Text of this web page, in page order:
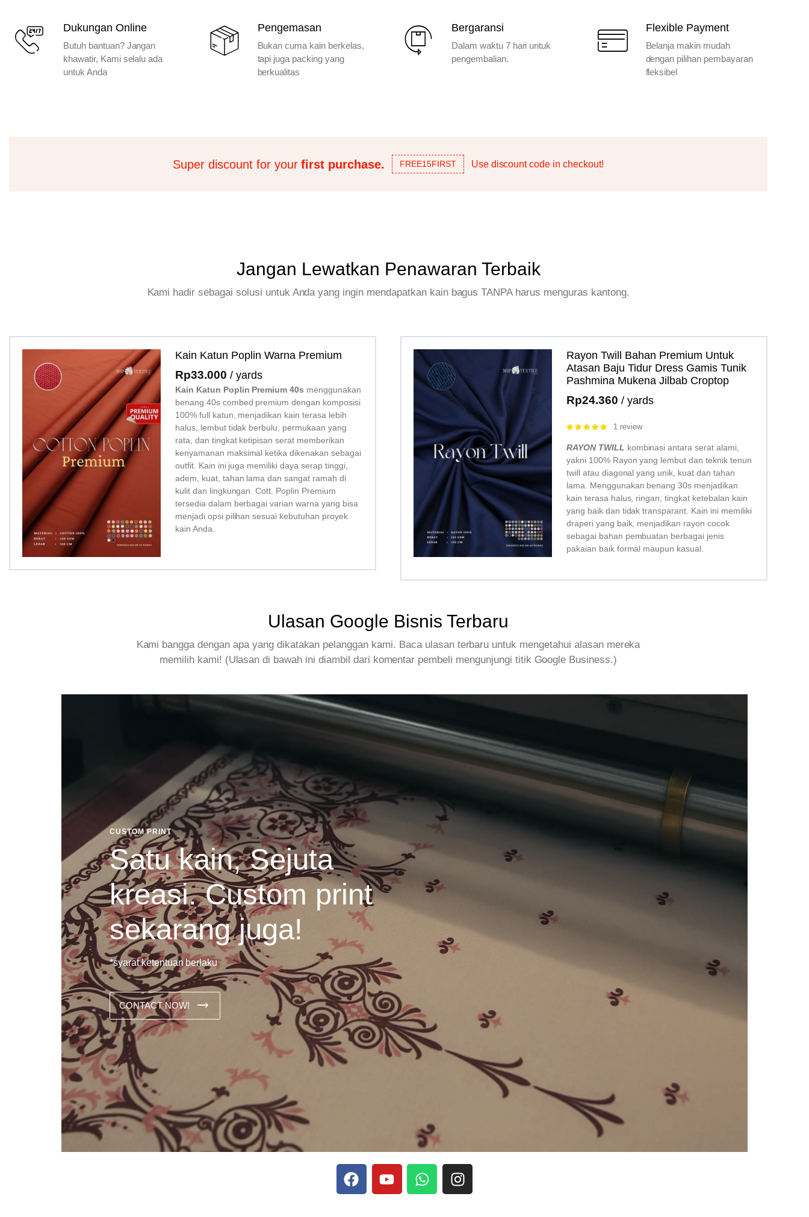
Dukungan Online
Butuh bantuan? Jangan
khawatir, Kami selalu ada
untuk Anda
Pengemasan
Bukan cuma kain berkelas,
tapi juga packing yang
berkualitas
Bergaransi
Dalam waktu 7 hari untuk
pengembalian.
Flexible Payment
Belanja makin mudah
dengan pilihan pembayaran
fleksibel
Super discount for yourfirst purchase. FREE15FIRST Use discount code in checkout!
Jangan Lewatkan Penawaran Terbaik
Kami hadir sebagai solusi untuk Anda yang ingin mendapatkan kain bagus TANPA harus menguras kantong.
Kain Katun Poplin Warna Premium
Rp33.000 / yards
Kain Katun Poplin Premium 40s menggunakan
benang 40s combed premium dengan komposisi
100% full katun, menjadikan kain terasa lebih
halus, lembut tidak berbulu, permukaan yang
rata, dan tingkat ketipisan serat memberikan
kenyamanan maksimal ketika dikenakan sebagai
outfit. Kain ini juga memiliki daya serap tinggi,
adem, kuat, tahan lama dan sangat ramah di
kulit dan lingkungan. Cott. Poplin Premium
tersedia dalam berbagai varian warna yang bisa
menjadi opsi pilihan sesuai kebutuhan proyek
kain Anda.
Rayon Twill Bahan Premium Untuk
Atasan Baju Tidur Dress Gamis Tunik
Pashmina Mukena Jilbab Croptop
Rp24.360 / yards
Rated
1 review
RAYON TWILL kombinasi antara serat alami,
yakni 100% Rayon yang lembut dan teknik tenun
twill atau diagonal yang unik, kuat dan tahan
lama. Menggunakan benang 30s menjadikan
kain terasa halus, ringan, tingkat ketebalan kain
yang baik dan tidak transparant. Kain ini memiliki
draperi yang baik, menjadikan rayon cocok
sebagai bahan pembuatan berbagai jenis
pakaian baik formal maupun kasual.
Ulasan Google Bisnis Terbaru
Kami bangga dengan apa yang dikatakan pelanggan kami. Baca ulasan terbaru untuk mengetahui alasan mereka
memilih kami! (Ulasan di bawah ini diambil dari komentar pembeli mengunjungi titik Google Business.)
CUSTOM PRINT
Satu kain, Sejuta
kreasi. Custom print
sekarang juga!
*syarat ketentuan berlaku
CONTACT NOW!